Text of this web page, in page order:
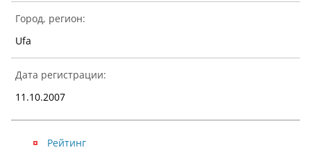
Город, регион:
Ufa
Дата регистрации:
11.10.2007
Рейтинг